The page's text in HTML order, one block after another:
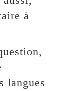
à
langues